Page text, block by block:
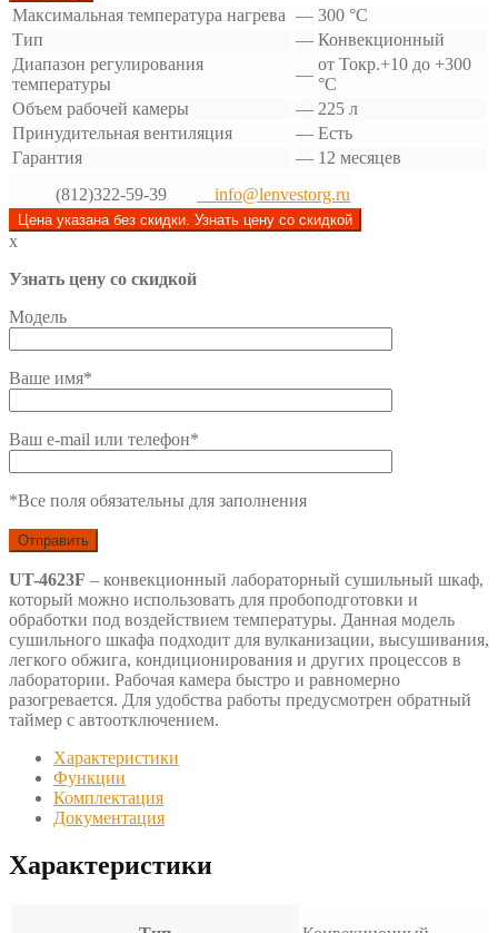
Максимальная температура нагрева — 300 °С
Тип
— Конвекционный
Диапазон регулирования
температуры
—
от Токр.+10 до +300
°С
Объем рабочей камеры
— 225 л
Принудительная вентиляция
— Есть
Гарантия
— 12 месяцев
(812)322-59-39
info@lenvestorg.ru
Цена указана без скидки. Узнать цену со скидкой
x
Узнать цену со скидкой
Модель
Ваше имя*
Ваш e-mail или телефон*
*Все поля обязательны для заполнения
UT-4623F – конвекционный лабораторный сушильный шкаф,
который можно использовать для пробоподготовки и
обработки под воздействием температуры. Данная модель
сушильного шкафа подходит для вулканизации, высушивания,
легкого обжига, кондиционирования и других процессов в
лаборатории. Рабочая камера быстро и равномерно
разогревается. Для удобства работы предусмотрен обратный
таймер с автоотключением.
Характеристики
Функции
Комплектация
Документация
Характеристики